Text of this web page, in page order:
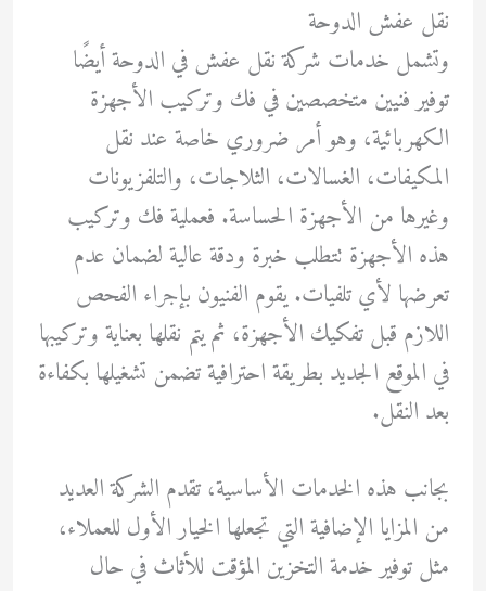
نقل عفش الدوحة
وتشمل خدمات شركة نقل عفش في الدوحة أيضًا
توفير فنيين متخصصين في فك وتركيب الأجهزة
الكهربائية، وهو أمر ضروري خاصة عند نقل
المكيفات، الغسالات، الثلاجات، والتلفزيونات
وغيرها من الأجهزة الحساسة. فعملية فك وتركيب
هذه الأجهزة تتطلب خبرة ودقة عالية لضمان عدم
تعرضها لأي تلفيات. يقوم الفنيون بإجراء الفحص
اللازم قبل تفكيك الأجهزة، ثم يتم نقلها بعناية وتركيبها
في الموقع الجديد بطريقة احترافية تضمن تشغيلها بكفاءة
بعد النقل.
بجانب هذه الخدمات الأساسية، تقدم الشركة العديد
من المزايا الإضافية التي تجعلها الخيار الأول للعملاء،
مثل توفير خدمة التخزين المؤقت للأثاث في حال